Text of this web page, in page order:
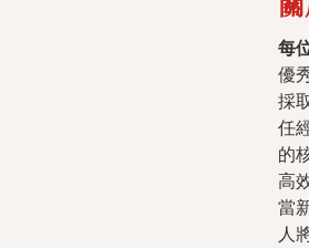
每
優
採
任
的
高
當
人